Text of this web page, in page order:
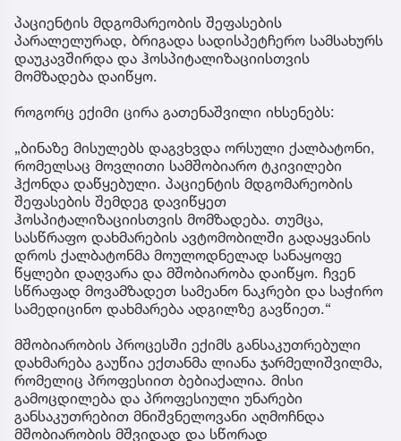
პაციენტის მდგომარეობის შეფასების
პარალელურად, ბრიგადა სადისპეტჩერო სამსახურს
დაუკავშირდა და ჰოსპიტალიზაციისთვის
მომზადება დაიწყო.
როგორც ექიმი ცირა გათენაშვილი იხსენებს:
„ბინაზე მისულებს დაგვხვდა ორსული ქალბატონი,
რომელსაც მოვლითი სამშობიარო ტკივილები
ჰქონდა დაწყებული. პაციენტის მდგომარეობის
შეფასების შემდეგ დავიწყეთ
ჰოსპიტალიზაციისთვის მომზადება. თუმცა,
სასწრაფო დახმარების ავტომობილში გადაყვანის
დროს ქალბატონმა მოულოდნელად სანაყოფე
წყლები დაღვარა და მშობიარობა დაიწყო. ჩვენ
სწრაფად მოვამზადეთ სამეანო ნაკრები და საჭირო
სამედიცინო დახმარება ადგილზე გავწიეთ.“
მშობიარობის პროცესში ექიმს განსაკუთრებული
დახმარება გაუწია ექთანმა ლიანა ჯარმელიშვილმა,
რომელიც პროფესიით ბებიაქალია. მისი
გამოცდილება და პროფესიული უნარები
განსაკუთრებით მნიშვნელოვანი აღმოჩნდა
მშობიარობის მშვიდად და სწორად